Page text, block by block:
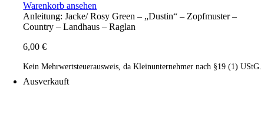
Warenkorb ansehen
Anleitung: Jacke/ Rosy Green – „Dustin“ – Zopfmuster –
Country – Landhaus – Raglan
6,00€
Kein Mehrwertsteuerausweis, da Kleinunternehmer nach §19 (1) UStG.
Ausverkauft